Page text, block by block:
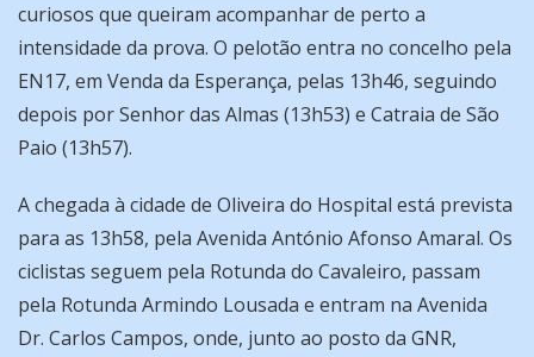
curiosos que queiram acompanhar de perto a
intensidade da prova. O pelotão entra no concelho pela
EN17, em Venda da Esperança, pelas 13h46, seguindo
depois por Senhor das Almas (13h53) e Catraia de São
Paio (13h57).
A chegada à cidade de Oliveira do Hospital está prevista
para as 13h58, pela Avenida António Afonso Amaral. Os
ciclistas seguem pela Rotunda do Cavaleiro, passam
pela Rotunda Armindo Lousada e entram na Avenida
Dr. Carlos Campos, onde, junto ao posto da GNR,